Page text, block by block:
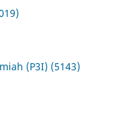
(P3I) (5143)